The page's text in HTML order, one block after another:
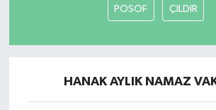
POSOF ÇILDIR
HANAK AYLIK NAMAZ